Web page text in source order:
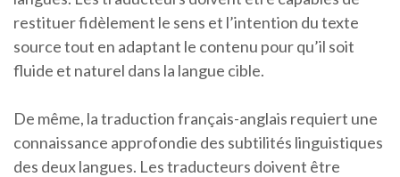
restituer fidèlement le sens et l’intention du texte
source tout en adaptant le contenu pour qu’il soit
fluide et naturel dans la langue cible.
De même, la traduction français-anglais requiert une
connaissance approfondie des subtilités linguistiques
des deux langues. Les traducteurs doivent être